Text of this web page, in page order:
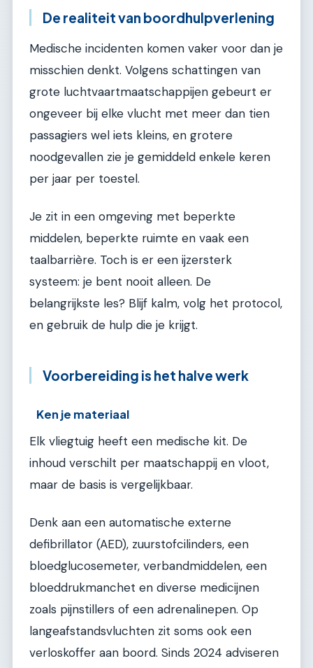
De realiteit van boordhulpverlening
Medische incidenten komen vaker voor dan je
misschien denkt. Volgens schattingen van
grote luchtvaartmaatschappijen gebeurt er
ongeveer bij elke vlucht met meer dan tien
passagiers wel iets kleins, en grotere
noodgevallen zie je gemiddeld enkele keren
per jaar per toestel.
Je zit in een omgeving met beperkte
middelen, beperkte ruimte en vaak een
taalbarrière. Toch is er een ijzersterk
systeem: je bent nooit alleen. De
belangrijkste les? Blijf kalm, volg het protocol,
en gebruik de hulp die je krijgt.
Voorbereiding is het halve werk
Ken je materiaal
Elk vliegtuig heeft een medische kit. De
inhoud verschilt per maatschappij en vloot,
maar de basis is vergelijkbaar.
Denk aan een automatische externe
defibrillator (AED), zuurstofcilinders, een
bloedglucosemeter, verbandmiddelen, een
bloeddrukmanchet en diverse medicijnen
zoals pijnstillers of een adrenalinepen. Op
langeafstandsvluchten zit soms ook een
verloskoffer aan boord. Sinds 2024 adviseren